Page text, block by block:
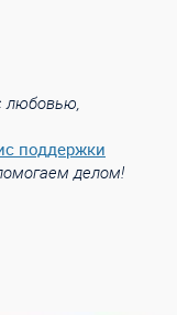
любовью,
поддержки
делом!